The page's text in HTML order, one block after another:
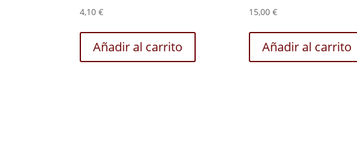
4,10 €
Añadir al carrito
15,00€
Añadir al carrito